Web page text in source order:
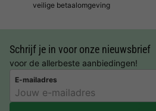
veilige betaalomgeving
Schrijf je in voor onze nieuwsbrief
voor de allerbeste aanbiedingen!
E-mailadres